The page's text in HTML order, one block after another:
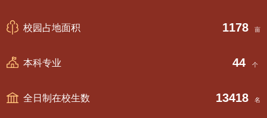
个 校园占地面积 1178 亩
本科专业 44 个
全日制在校生数 13418 名